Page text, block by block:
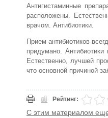
Антигистаминные
расположены.
врачом. Антибиотики.
Прием антибиотиков
придумано.
Естественно, лучшей
что основной причиной
Рейтинг:
С этим материалом